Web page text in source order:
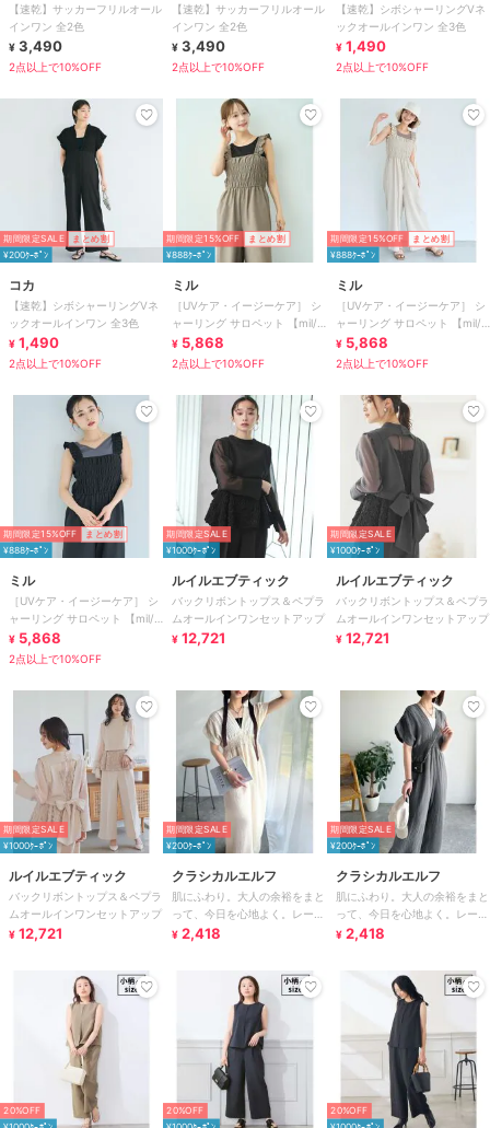
【速乾】サッカーフリルオール
インワン 全2色
¥ 3,490
2点以上で10%OFF
【速乾】サッカーフリルオール
インワン 全2色
¥ 3,490
2点以上で10%OFF
【速乾】シボシャーリングVネ
ックオールインワン 全3色
¥ 1,490
2点以上で10%OFF
期間限定SALE
まとめ割
¥200ｸｰﾎﾟﾝ
コカ
【速乾】シボシャーリングVネ
ックオールインワン 全3色
¥ 1,490
2点以上で10%OFF
期間限定15%OFF
まとめ割
¥888ｸｰﾎﾟﾝ
ミル
［UVケア・イージーケア］ シ
ャーリング サロペット 【mil/
ミル】
¥ 5,868
2点以上で10%OFF
期間限定15%OFF
まとめ割
¥888ｸｰﾎﾟﾝ
ミル
［UVケア・イージーケア］ シ
ャーリング サロペット 【mil/
ミル】
¥ 5,868
2点以上で10%OFF
期間限定15%OFF
まとめ割
¥888ｸｰﾎﾟﾝ
ミル
［UVケア・イージーケア］ シ
ャーリング サロペット 【mil/
ミル】
¥ 5,868
2点以上で10%OFF
期間限定SALE
¥1000ｸｰﾎﾟﾝ
ルイルエブティック
バックリボントップス＆ペプラ
ムオールインワンセットアップ
¥ 12,721
期間限定SALE
¥1000ｸｰﾎﾟﾝ
ルイルエブティック
バックリボントップス＆ペプラ
ムオールインワンセットアップ
¥ 12,721
期間限定SALE
¥1000ｸｰﾎﾟﾝ
ルイルエブティック
バックリボントップス＆ペプラ
ムオールインワンセットアップ
¥ 12,721
期間限定SALE
¥200ｸｰﾎﾟﾝ
クラシカルエルフ
肌にふわり。大人の余裕をまと
って、今日を心地よく。レース
アップバックリボンオールイン
¥ 2,418
期間限定SALE
¥200ｸｰﾎﾟﾝ
クラシカルエルフ
肌にふわり。大人の余裕をまと
って、今日を心地よく。レース
アップバックリボンオールイン
¥ 2,418
20%OFF
20%OFF
20%OFF